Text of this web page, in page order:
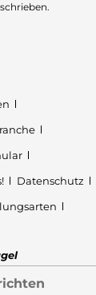
Datenschutz